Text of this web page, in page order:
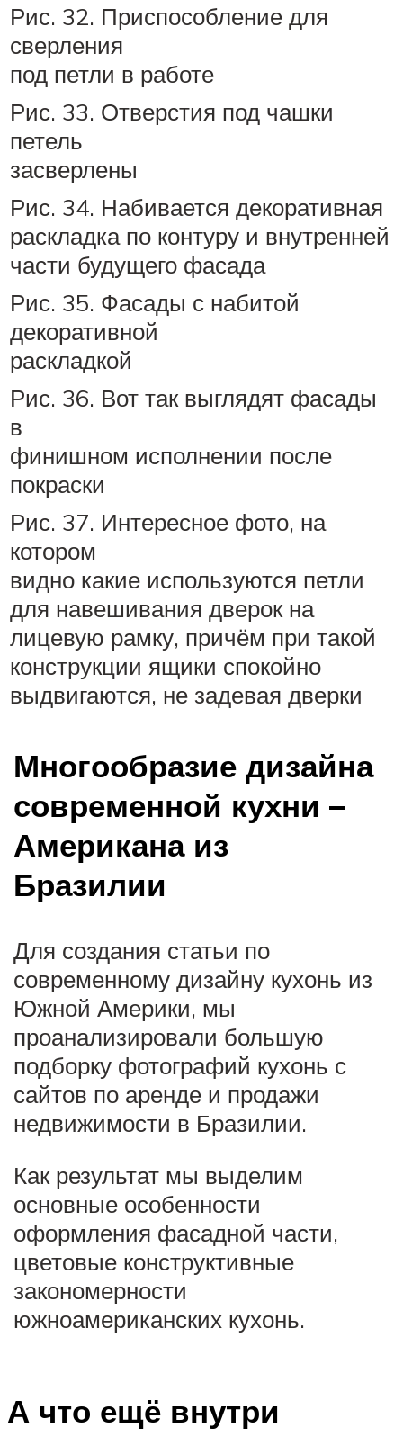
Рис. 32. Приспособление для
сверления
под петли в работе
Рис. 33. Отверстия под чашки
петель
засверлены
Рис. 34. Набивается декоративная
раскладка по контуру и внутренней
части будущего фасада
Рис. 35. Фасады с набитой
декоративной
раскладкой
Рис. 36. Вот так выглядят фасады
в
финишном исполнении после
покраски
Рис. 37. Интересное фото, на
котором
видно какие используются петли
для навешивания дверок на
лицевую рамку, причём при такой
конструкции ящики спокойно
выдвигаются, не задевая дверки
Многообразие дизайна
современной кухни –
Американа из
Бразилии
Для создания статьи по
современному дизайну кухонь из
Южной Америки, мы
проанализировали большую
подборку фотографий кухонь с
сайтов по аренде и продажи
недвижимости в Бразилии.
Как результат мы выделим
основные особенности
оформления фасадной части,
цветовые конструктивные
закономерности
южноамериканских кухонь.
А что ещё внутри